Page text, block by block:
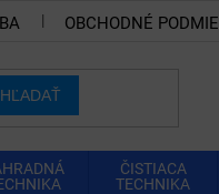
OBCHODNÉ
HĽADAŤ
ČISTIACA
TECHNIKA